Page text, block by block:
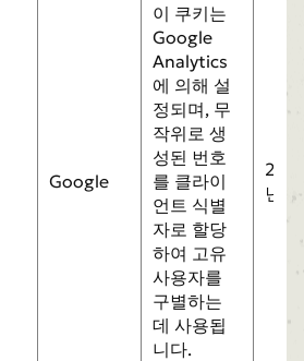
Google
이 쿠키는
Google
Analytics
에 의해 설
정되며, 무
작위로 생
성된 번호
를 클라이
언트 식별
자로 할당
하여 고유
사용자를
구별하는
데 사용됩
니다.
2
년